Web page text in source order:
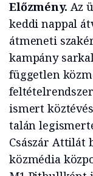
Előzmény. Az
keddi nappal
átmeneti
kampány
független
ismert
talán
Császár Attilát
közmédia